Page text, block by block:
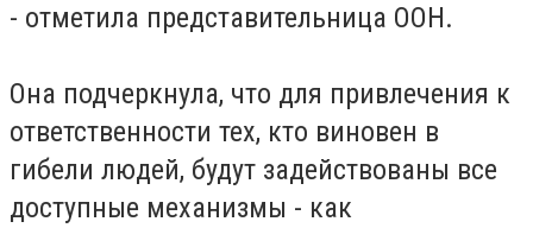
- отметила представительница ООН.
Она подчеркнула, что для привлечения к
ответственности тех, кто виновен в
гибели людей, будут задействованы все
доступные механизмы - как